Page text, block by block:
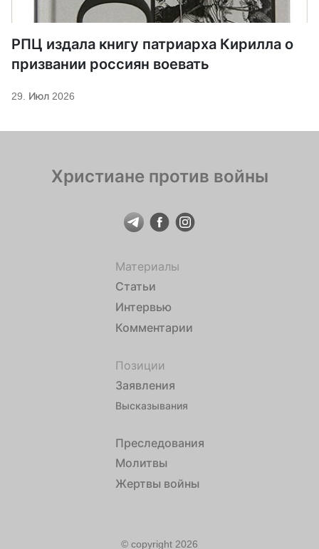
РПЦ издала книгу патриарха Кирилла о
призвании россиян воевать
29. Июл 2026
Христиане против войны
Материалы
Статьи
Интервью
Комментарии
Позиции
Заявления
Высказывания
Преследования
Молитвы
Жертвы войны
© copyright 2026